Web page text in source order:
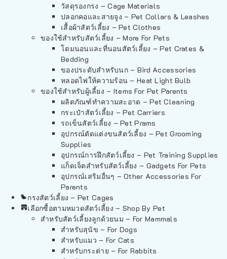
วัสดุรองกรง – Cage Materials
ปลอกคอและสายจูง – Pet Collars & Leashes
เสื้อผ้าสัตว์เลี้ยง – Pet Clothes
ของใช้สำหรับสัตว์เลี้ยง – More For Pets
โดมนอนและที่นอนสัตว์เลี้ยง – Pet Crates &
Bedding
ของประดับสำหรับนก – Bird Accessories
หลอดไฟให้ความร้อน – Heat Light Bulb
ของใช้สำหรับผู้เลี้ยง – Items For Pet Parents
ผลิตภัณฑ์ทำความสะอาด – Pet Cleaning
กระเป๋าสัตว์เลี้ยง – Pet Carriers
รถเข็นสัตว์เลี้ยง – Pet Prams
อุปกรณ์ตัดแต่งขนสัตว์เลี้ยง – Pet Grooming
Supplies
อุปกรณ์การฝึกสัตว์เลี้ยง – Pet Training Supplies
แก็ดเจ็ตสำหรับสัตว์เลี้ยง – Gadgets For Pets
อุปกรณ์เสริมอื่นๆ – Other Accessories For
Parents
กรงสัตว์เลี้ยง – Pet Cages
เลือกซื้อตามหมวดสัตว์เลี้ยง – Shop By Pet
สำหรับสัตว์เลี้ยงลูกด้วยนม – For Mammals
สำหรับสุนัข – For Dogs
สำหรับแมว – For Cats
สำหรับกระต่าย – For Rabbits